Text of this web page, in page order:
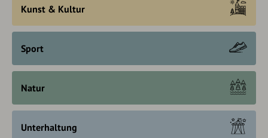
Kunst & Kultur
Sport
Natur
Unterhaltung